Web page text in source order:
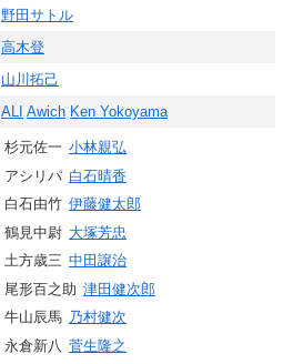
野田サトル
高木登
山川拓己
ALI Awich Ken Yokoyama
杉元佐一 小林親弘
アシリパ 白石晴香
白石由竹 伊藤健太郎
鶴見中尉 大塚芳忠
土方歳三 中田譲治
尾形百之助 津田健次郎
牛山辰馬 乃村健次
永倉新八 菅生隆之